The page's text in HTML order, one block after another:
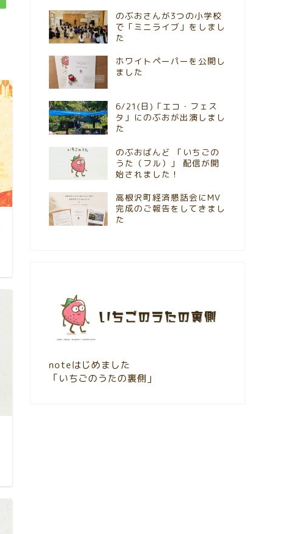
のぶおさんが3つの小学校
で「ミニライブ」をしまし
た
ホワイトペーパーを公開し
ました
6/21(日)「エコ・フェス
タ」にのぶおが出演しまし
た
のぶおばんど 「いちごの
うた（フル）」 配信が開
始されました！
高根沢町経済懇話会にMV
完成のご報告をしてきまし
た
noteはじめました
「いちごのうたの裏側」